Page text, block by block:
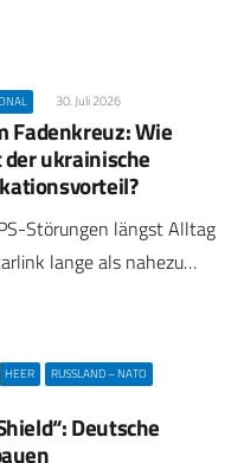
30. Juli 2026
Fadenkreuz: Wie
ukrainische
Störungen längst Alltag
lange als nahezu…
HEER RUSSLAND – NATO
Deutsche